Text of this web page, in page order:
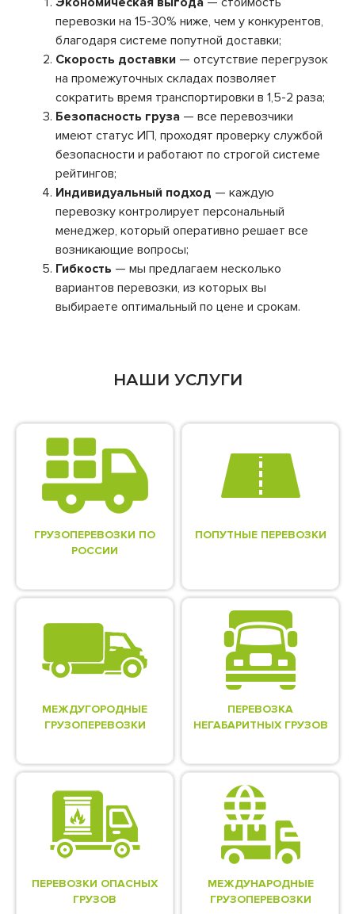
перевозки на 15-30% ниже, чем у конкурентов,
благодаря системе попутной доставки;
Скорость доставки — отсутствие перегрузок
на промежуточных складах позволяет
сократить время транспортировки в 1,5-2 раза;
Безопасность груза — все перевозчики
имеют статус ИП, проходят проверку службой
безопасности и работают по строгой системе
рейтингов;
Индивидуальный подход — каждую
перевозку контролирует персональный
менеджер, который оперативно решает все
возникающие вопросы;
Гибкость — мы предлагаем несколько
вариантов перевозки, из которых вы
выбираете оптимальный по цене и срокам.
НАШИ УСЛУГИ
ГРУЗОПЕРЕВОЗКИ ПО
РОССИИ
ПОПУТНЫЕ ПЕРЕВОЗКИ
МЕЖДУГОРОДНЫЕ
ГРУЗОПЕРЕВОЗКИ
ПЕРЕВОЗКА
НЕГАБАРИТНЫХ ГРУЗОВ
ПЕРЕВОЗКИ ОПАСНЫХ
ГРУЗОВ
МЕЖДУНАРОДНЫЕ
ГРУЗОПЕРЕВОЗКИ